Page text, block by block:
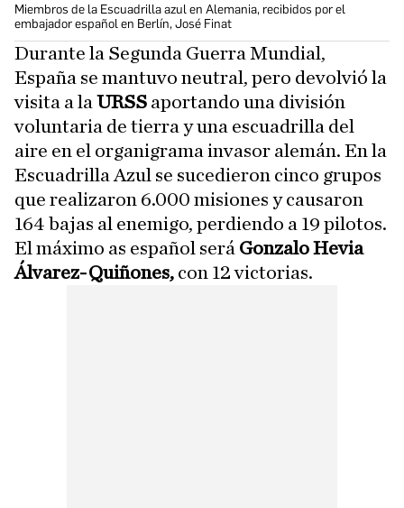
Miembros de la Escuadrilla azul en Alemania, recibidos por el
embajador español en Berlín, José Finat
Durante la Segunda Guerra Mundial,
España se mantuvo neutral, pero devolvió la
visita a la URSS aportando una división
voluntaria de tierra y una escuadrilla del
aire en el organigrama invasor alemán. En la
Escuadrilla Azul se sucedieron cinco grupos
que realizaron 6.000 misiones y causaron
164 bajas al enemigo, perdiendo a 19 pilotos.
El máximo as español será Gonzalo Hevia
Álvarez-Quiñones, con 12 victorias.